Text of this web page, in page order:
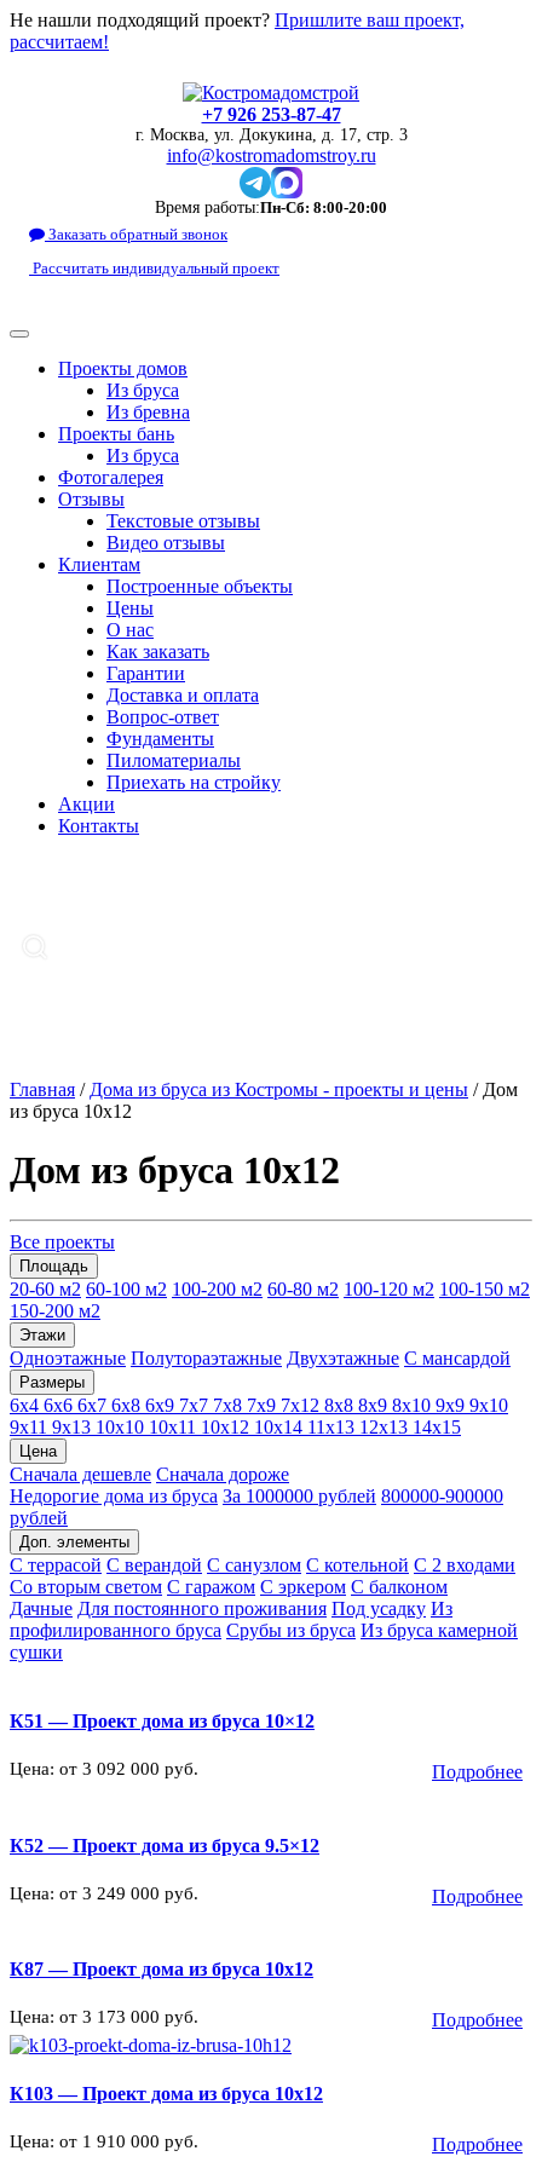
Не нашли подходящий проект? Пришлите ваш проект,
рассчитаем!
+7 926 253-87-47
г. Москва, ул. Докукина, д. 17, стр. 3
info@kostromadomstroy.ru
Время работы:Пн-Сб: 8:00-20:00
Заказать обратный звонок
Рассчитать индивидуальный проект
Проекты домов
Из бруса
Из бревна
Проекты бань
Из бруса
Фотогалерея
Отзывы
Текстовые отзывы
Видео отзывы
Клиентам
Построенные объекты
Цены
О нас
Как заказать
Гарантии
Доставка и оплата
Вопрос-ответ
Фундаменты
Пиломатериалы
Приехать на стройку
Акции
Контакты
Главная / Дома из бруса из Костромы - проекты и цены / Дом
из бруса 10х12
Дом из бруса 10х12
Все проекты
Площадь
20-60 м2 60-100 м2 100-200 м2 60-80 м2 100-120 м2 100-150 м2
150-200 м2
Этажи
Одноэтажные Полутораэтажные Двухэтажные С мансардой
Размеры
6х4 6х6 6х7 6х8 6х9 7х7 7х8 7х9 7х12 8х8 8х9 8х10 9х9 9х10
9х11 9х13 10х10 10х11 10х12 10х14 11х13 12х13 14х15
Цена
Сначала дешевле Сначала дороже
Недорогие дома из бруса За 1000000 рублей 800000-900000
рублей
Доп. элементы
С террасой С верандой С санузлом С котельной С 2 входами
Со вторым светом С гаражом С эркером С балконом
Дачные Для постоянного проживания Под усадку Из
профилированного бруса Срубы из бруса Из бруса камерной
сушки
К51 — Проект дома из бруса 10×12
Цена: от 3 092 000 руб. Подробнее
К52 — Проект дома из бруса 9.5×12
Цена: от 3 249 000 руб. Подробнее
К87 — Проект дома из бруса 10х12
Цена: от 3 173 000 руб. Подробнее
К103 — Проект дома из бруса 10х12
Цена: от 1 910 000 руб. Подробнее